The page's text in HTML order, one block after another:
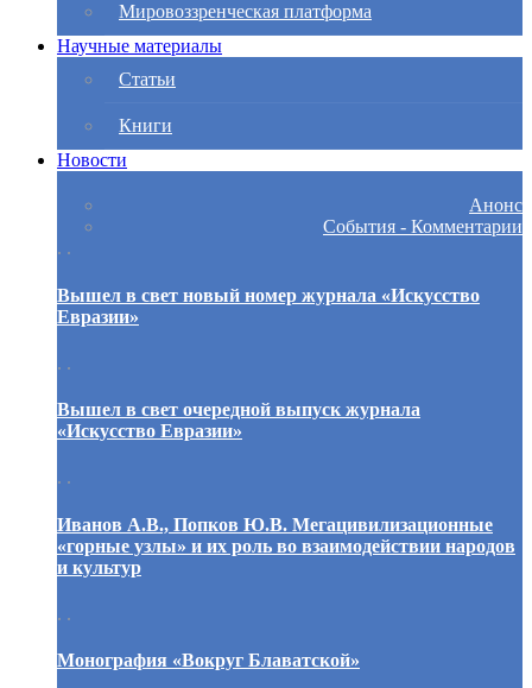
Мировоззренческая платформа
Научные материалы
Статьи
Книги
Новости
Анонс
События - Комментарии
. .
Вышел в свет новый номер журнала «Искусство
Евразии»
. .
Вышел в свет очередной выпуск журнала
«Искусство Евразии»
. .
Иванов А.В., Попков Ю.В. Мегацивилизационные
«горные узлы» и их роль во взаимодействии народов
и культур
. .
Монография «Вокруг Блаватской»